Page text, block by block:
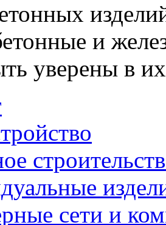
и
уверены в их
сети и